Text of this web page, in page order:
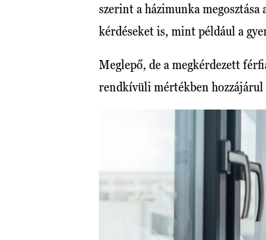
szerint a házimunka
kérdéseket is, mint például a
Meglepő, de a megkérdezett
rendkívüli mértékben hozzájárul